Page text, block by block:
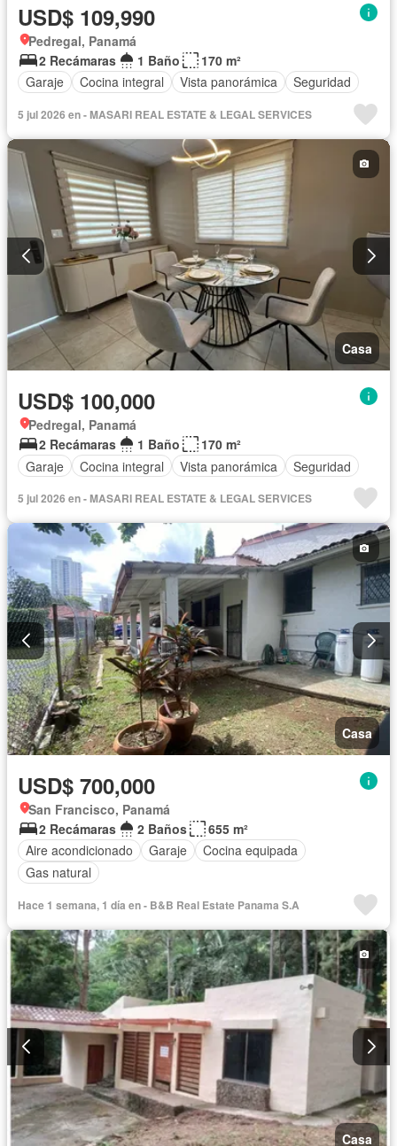
USD$ 109,990
Pedregal, Panamá
2 Recámaras
1 Baño
170 m²
Garaje
Cocina integral Vista panorámica Seguridad
5 jul 2026 en - MASARI REAL ESTATE & LEGAL SERVICES
Casa
USD$ 100,000
Pedregal, Panamá
2 Recámaras
1 Baño
170 m²
Garaje
Cocina integral Vista panorámica Seguridad
5 jul 2026 en - MASARI REAL ESTATE & LEGAL SERVICES
Casa
USD$ 700,000
San Francisco, Panamá
2 Recámaras
2 Baños
655 m²
Aire acondicionado
Garaje
Cocina equipada
Gas natural
Hace 1 semana, 1 día en - B&B Real Estate Panama S.A
Casa